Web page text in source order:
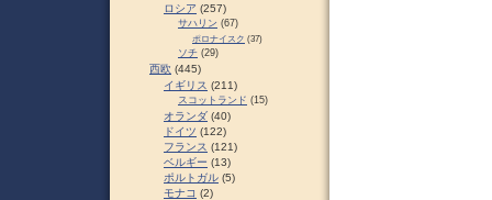
ロシア (257)
サハリン (67)
ポロナイスク (37)
ソチ (29)
西欧 (445)
イギリス (211)
スコットランド (15)
オランダ (40)
ドイツ (122)
フランス (121)
ベルギー (13)
ポルトガル (5)
モナコ (2)